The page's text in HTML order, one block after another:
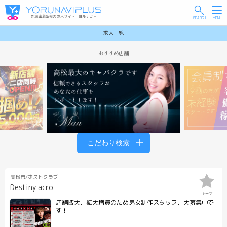
求人一覧
地域密着型夜の求人サイト・ヨルナビ＋
こだわり検索
高松市/ホストクラブ
Destiny acro
キープ
店舗拡大、拡大増員のため男女制作スタッフ、大募集中で
す！